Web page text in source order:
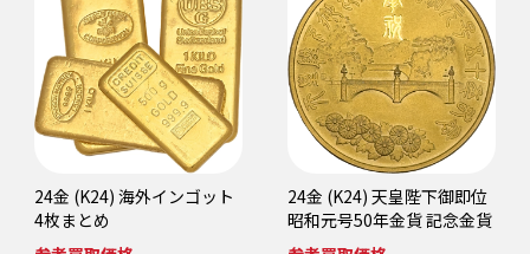
24金 (K24) 海外インゴット
4枚まとめ
24金 (K24) 天皇陛下御即位
昭和元号50年金貨 記念金貨